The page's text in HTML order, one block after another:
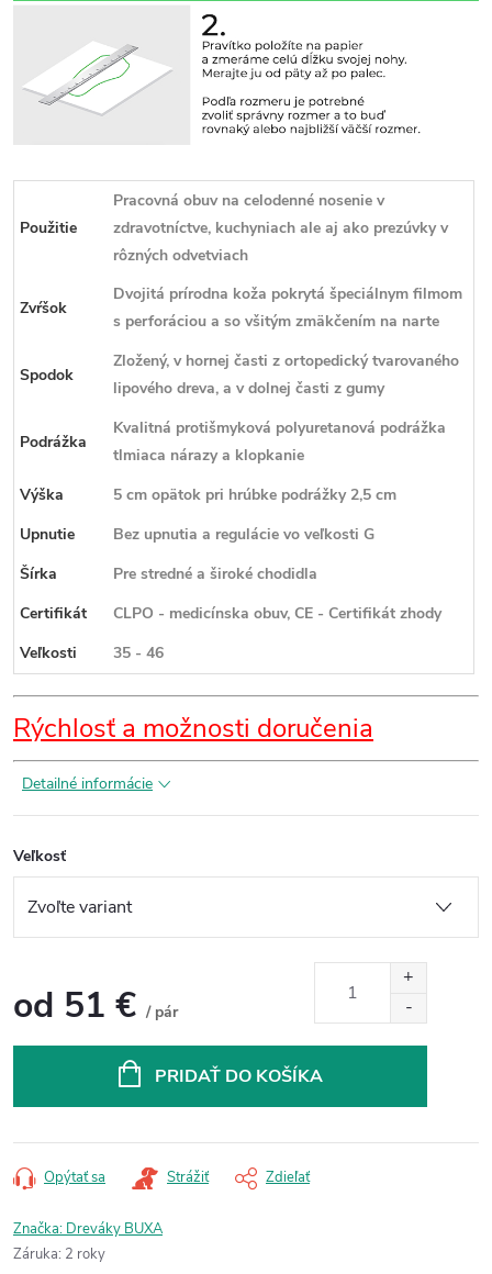
Použitie
Pracovná obuv na celodenné nosenie v
zdravotníctve, kuchyniach ale aj ako prezúvky v
rôzných odvetviach
Zvŕšok
Dvojitá prírodna koža pokrytá špeciálnym filmom
s perforáciou a so všitým zmäkčením na narte
Spodok
Zložený, v hornej časti z ortopedický tvarovaného
lipového dreva, a v dolnej časti z gumy
Podrážka
Kvalitná protišmyková polyuretanová podrážka
tlmiaca nárazy a klopkanie
Výška
5 cm opätok pri hrúbke podrážky 2,5 cm
Upnutie
Bez upnutia a regulácie vo veľkosti G
Šírka
Pre stredné a široké chodidla
Certifikát
CLPO - medicínska obuv, CE - Certifikát zhody
Veľkosti
35 - 46
Rýchlosť a možnosti doručenia
Detailné informácie
Veľkosť
od 51 € / pár
PRIDAŤ DO KOŠÍKA
Opýtať sa Strážiť Zdieľať
Značka: Dreváky BUXA
Záruka: 2 roky